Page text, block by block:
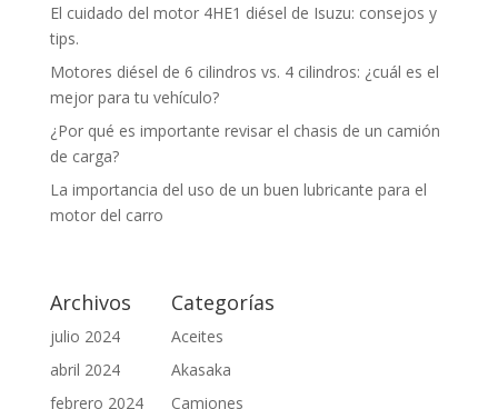
El cuidado del motor 4HE1 diésel de Isuzu: consejos y
tips.
Motores diésel de 6 cilindros vs. 4 cilindros: ¿cuál es el
mejor para tu vehículo?
¿Por qué es importante revisar el chasis de un camión
de carga?
La importancia del uso de un buen lubricante para el
motor del carro
Archivos
julio 2024
abril 2024
febrero 2024
Categorías
Aceites
Akasaka
Camiones